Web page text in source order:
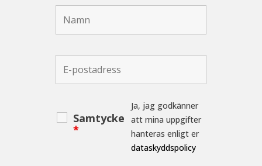
Samtycke
*
Ja, jag godkänner
att mina uppgifter
hanteras enligt er
dataskyddspolicy